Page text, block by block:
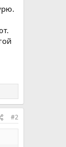
#2